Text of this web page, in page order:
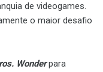
de videogames.
o maior desafio
Wonderpara